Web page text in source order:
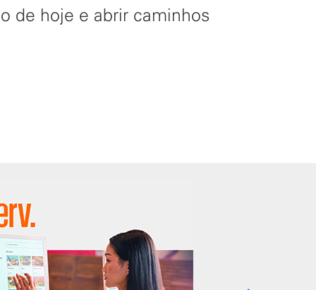
de hoje e abrir caminhos